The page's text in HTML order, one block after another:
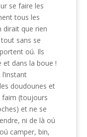
se faire les
tous les
dirait que rien
sans se
oú. Ils
et dans la boue !
doudounes et
faim (toujours
et ne se
ni de là oú
camper, bin,